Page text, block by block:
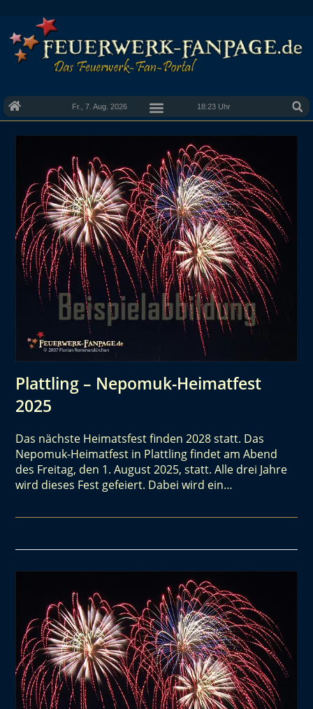
Fr., 7. Aug. 2026 18:23 Uhr
Plattling – Nepomuk-Heimatfest
2025
Das nächste Heimatsfest finden 2028 statt. Das
Nepomuk-Heimatfest in Plattling findet am Abend
des Freitag, den 1. August 2025, statt. Alle drei Jahre
wird dieses Fest gefeiert. Dabei wird ein…